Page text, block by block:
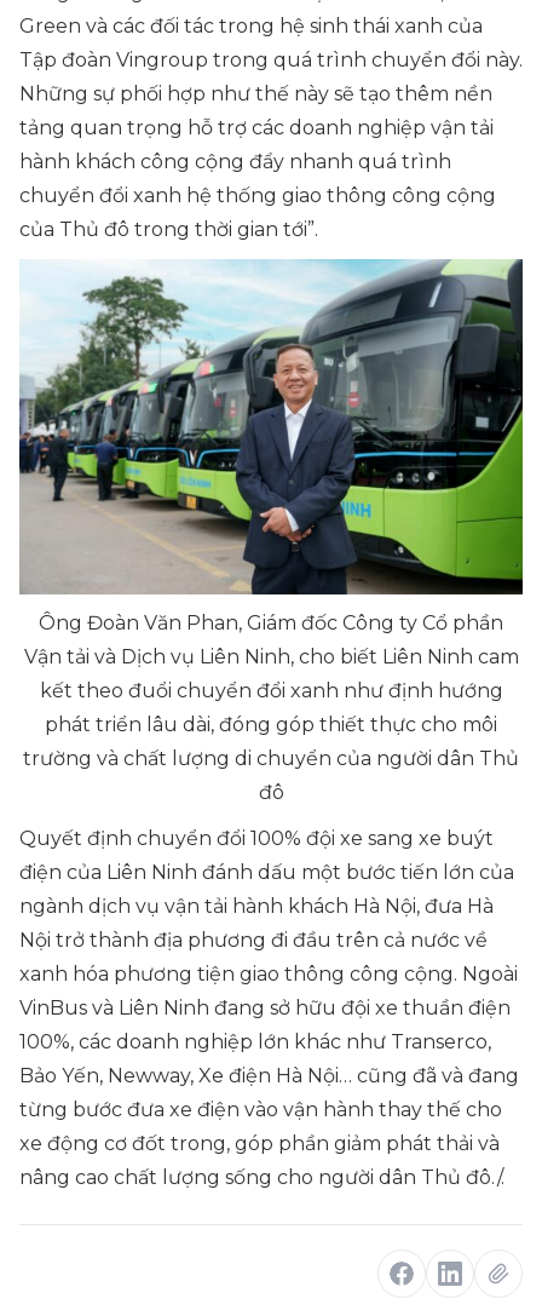
Green và các đối tác trong hệ sinh thái xanh của
Tập đoàn Vingroup trong quá trình chuyển đổi này.
Những sự phối hợp như thế này sẽ tạo thêm nền
tảng quan trọng hỗ trợ các doanh nghiệp vận tải
hành khách công cộng đẩy nhanh quá trình
chuyển đổi xanh hệ thống giao thông công cộng
của Thủ đô trong thời gian tới”.
Ông Đoàn Văn Phan, Giám đốc Công ty Cổ phần
Vận tải và Dịch vụ Liên Ninh, cho biết Liên Ninh cam
kết theo đuổi chuyển đổi xanh như định hướng
phát triển lâu dài, đóng góp thiết thực cho môi
trường và chất lượng di chuyển của người dân Thủ
đô
Quyết định chuyển đổi 100% đội xe sang xe buýt
điện của Liên Ninh đánh dấu một bước tiến lớn của
ngành dịch vụ vận tải hành khách Hà Nội, đưa Hà
Nội trở thành địa phương đi đầu trên cả nước về
xanh hóa phương tiện giao thông công cộng. Ngoài
VinBus và Liên Ninh đang sở hữu đội xe thuần điện
100%, các doanh nghiệp lớn khác như Transerco,
Bảo Yến, Newway, Xe điện Hà Nội… cũng đã và đang
từng bước đưa xe điện vào vận hành thay thế cho
xe động cơ đốt trong, góp phần giảm phát thải và
nâng cao chất lượng sống cho người dân Thủ đô./.